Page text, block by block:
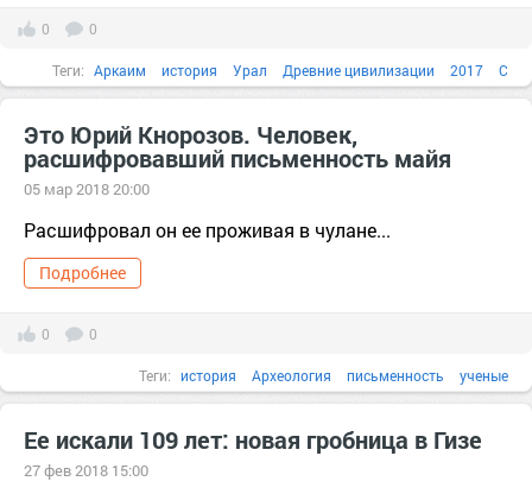
0 0
Теги: Аркаим история Урал Древние цивилизации 2017 C
Это Юрий Кнорозов. Человек,
расшифровавший письменность майя
05 мар 2018 20:00
Расшифровал он ее проживая в чулане...
Подробнее
0 0
Теги: история Археология письменность ученые
Ее искали 109 лет: новая гробница в Гизе
27 фев 2018 15:00